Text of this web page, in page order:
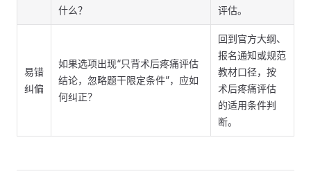
什么？
评估。
易错
纠偏
如果选项出现“只背术后疼痛评估
结论，忽略题干限定条件”，应如
何纠正？
回到官方大纲、
报名通知或规范
教材口径，按
术后疼痛评估
的适用条件判
断。